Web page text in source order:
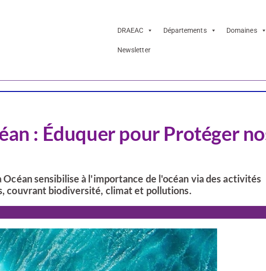
DRAEAC Départements Domaines
Newsletter
: Éduquer pour Protéger
sensibilise à l'importance de l'océan via des activités
couvrant biodiversité, climat et pollutions.